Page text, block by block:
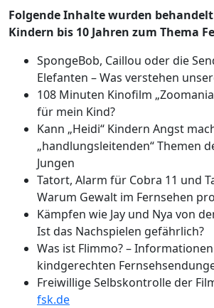
Folgende Inhalte wurden
Kindern bis 10 Jahren zum Thema
SpongeBob, Caillou oder die
Elefanten – Was verstehen
108 Minuten Kinofilm
für mein Kind?
Kann „Heidi“ Kindern Angst
„handlungsleitenden“ Themen
Jungen
Tatort, Alarm für Cobra 11 und
Warum Gewalt im Fernsehen
Kämpfen wie Jay und Nya von
Ist das Nachspielen gefährlich?
Was ist Flimmo? –
kindgerechten
Freiwillige Selbskontrolle der
fsk.de